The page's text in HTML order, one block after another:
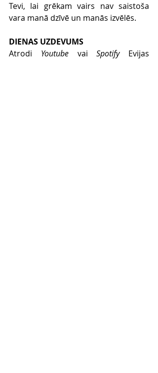
Tevi, lai grēkam vairs nav saistoša
vara manā dzīvē un manās izvēlēs.
DIENAS UZDEVUMS
Atrodi Youtube vai Spotify Evijas